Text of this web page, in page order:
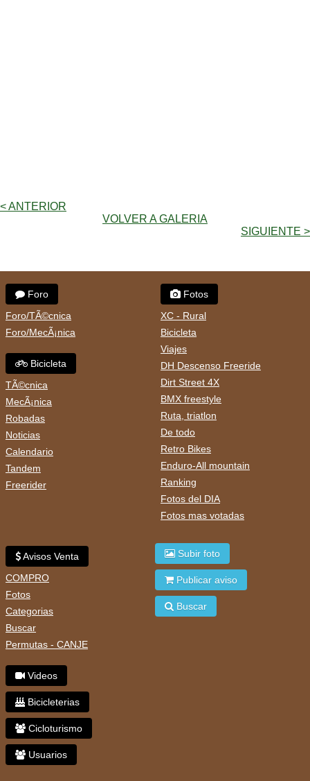
< ANTERIOR
VOLVER A GALERIA
SIGUIENTE >
Foro
Foro/TÃ©cnica
Foro/MecÃ¡nica
Bicicleta
TÃ©cnica
MecÃ¡nica
Robadas
Noticias
Calendario
Tandem
Freerider
Fotos
XC - Rural
Bicicleta
Viajes
DH Descenso Freeride
Dirt Street 4X
BMX freestyle
Ruta, triatlon
De todo
Retro Bikes
Enduro-All mountain
Ranking
Fotos del DIA
Fotos mas votadas
Avisos Venta
COMPRO
Fotos
Categorias
Buscar
Permutas - CANJE
Videos
Bicicleterias
Cicloturismo
Usuarios
Subir foto
Publicar aviso
Buscar